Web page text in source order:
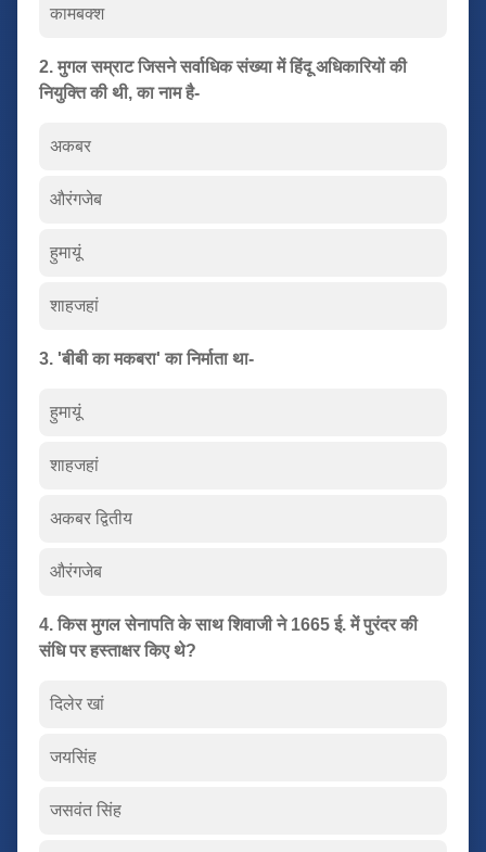
कामबक्श
2. मुगल सम्राट जिसने सर्वाधिक संख्या में हिंदू अधिकारियों की
नियुक्ति की थी, का नाम है-
अकबर
औरंगजेब
हुमायूं
शाहजहां
3. 'बीबी का मकबरा' का निर्माता था-
हुमायूं
शाहजहां
अकबर द्वितीय
औरंगजेब
4. किस मुगल सेनापति के साथ शिवाजी ने 1665 ई. में पुरंदर की
संधि पर हस्ताक्षर किए थे?
दिलेर खां
जयसिंह
जसवंत सिंह